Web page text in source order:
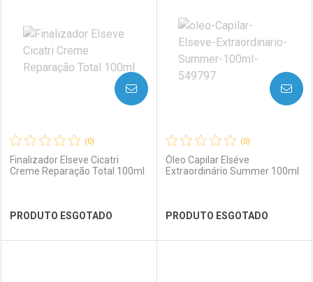
Laboratório
Ver Desconto Convênio
Por Menos Laboratório
Ver Desconto Convênio
Por Menos
(0)
Finalizador Elseve Cicatri
Creme Reparação Total 100ml
PRODUTO ESGOTADO
AVISE-ME
(0)
Óleo Capilar Elséve
Extraordinário Summer 100ml
PRODUTO ESGOTADO
AVISE-ME